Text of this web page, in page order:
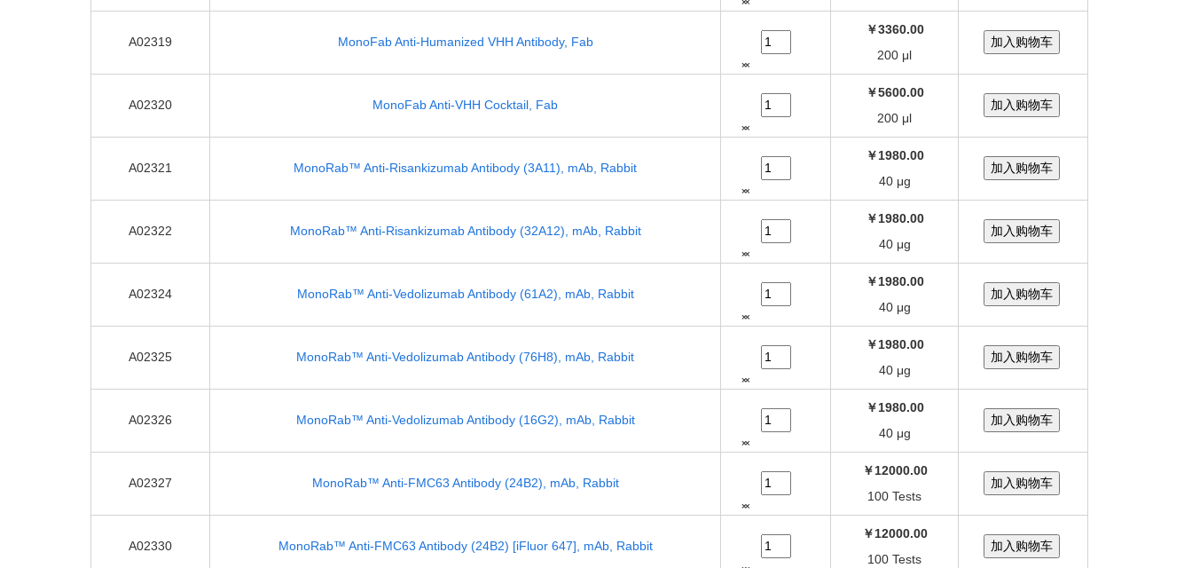
A02319 MonoFab Anti-Humanized VHH Antibody, Fab
￥3360.00
200 μl
A02320 MonoFab Anti-VHH Cocktail, Fab
￥5600.00
200 μl
A02321 MonoRab™ Anti-Risankizumab Antibody (3A11), mAb, Rabbit
￥1980.00
40 μg
A02322 MonoRab™ Anti-Risankizumab Antibody (32A12), mAb, Rabbit
￥1980.00
40 μg
A02324 MonoRab™ Anti-Vedolizumab Antibody (61A2), mAb, Rabbit
￥1980.00
40 μg
A02325 MonoRab™ Anti-Vedolizumab Antibody (76H8), mAb, Rabbit
￥1980.00
40 μg
A02326 MonoRab™ Anti-Vedolizumab Antibody (16G2), mAb, Rabbit
￥1980.00
40 μg
A02327 MonoRab™ Anti-FMC63 Antibody (24B2), mAb, Rabbit
￥12000.00
100 Tests
A02330 MonoRab™ Anti-FMC63 Antibody (24B2) [iFluor 647], mAb, Rabbit
￥12000.00
100 Tests